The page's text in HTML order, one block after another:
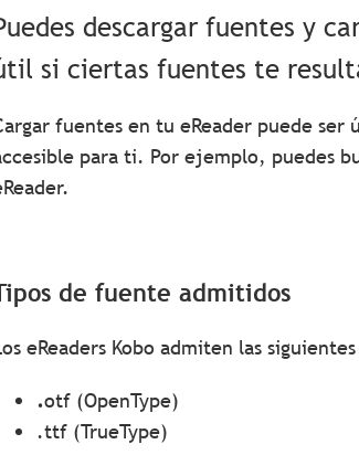
descargar fuentes y
si ciertas fuentes te
fuentes en tu eReader puede
para ti. Por ejemplo, puedes
de fuente admitidos
eReaders Kobo admiten las
.otf (OpenType)
.ttf (TrueType)